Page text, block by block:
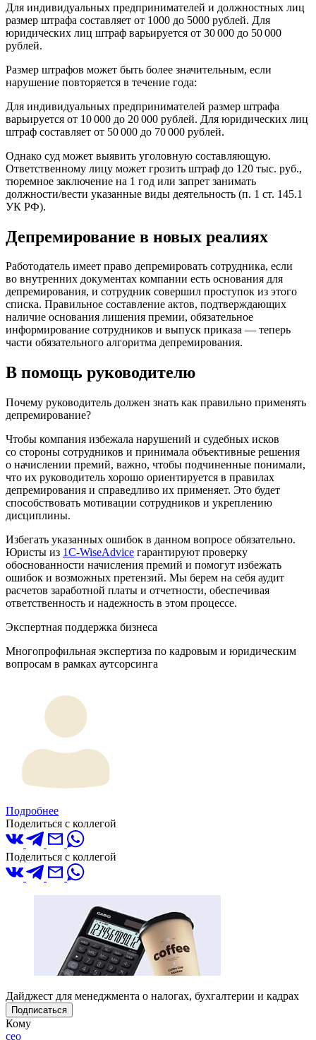
Для индивидуальных предпринимателей и должностных лиц
размер штрафа составляет от 1000 до 5000 рублей. Для
юридических лиц штраф варьируется от 30 000 до 50 000
рублей.
Размер штрафов может быть более значительным, если
нарушение повторяется в течение года:
Для индивидуальных предпринимателей размер штрафа
варьируется от 10 000 до 20 000 рублей. Для юридических лиц
штраф составляет от 50 000 до 70 000 рублей.
Однако суд может выявить уголовную составляющую.
Ответственному лицу может грозить штраф до 120 тыс. руб.,
тюремное заключение на 1 год или запрет занимать
должности/вести указанные виды деятельность (п. 1 ст. 145.1
УК РФ).
Депремирование в новых реалиях
Работодатель имеет право депремировать сотрудника, если
во внутренних документах компании есть основания для
депремирования, и сотрудник совершил проступок из этого
списка. Правильное составление актов, подтверждающих
наличие основания лишения премии, обязательное
информирование сотрудников и выпуск приказа — теперь
части обязательного алгоритма депремирования.
В помощь руководителю
Почему руководитель должен знать как правильно применять
депремирование?
Чтобы компания избежала нарушений и судебных исков
со стороны сотрудников и принимала объективные решения
о начислении премий, важно, чтобы подчиненные понимали,
что их руководитель хорошо ориентируется в правилах
депремирования и справедливо их применяет. Это будет
способствовать мотивации сотрудников и укреплению
дисциплины.
Избегать указанных ошибок в данном вопросе обязательно.
Юристы из 1С-WiseAdvice гарантируют проверку
обоснованности начисления премий и помогут избежать
ошибок и возможных претензий. Мы берем на себя аудит
расчетов заработной платы и отчетности, обеспечивая
ответственность и надежность в этом процессе.
Экспертная поддержка бизнеса
Многопрофильная экспертиза по кадровым и юридическим
вопросам в рамках аутсорсинга
Подробнее
Поделиться с коллегой
Поделиться с коллегой
Дайджест для менеджмента о налогах, бухгалтерии и кадрах
Подписаться
Кому
ceo